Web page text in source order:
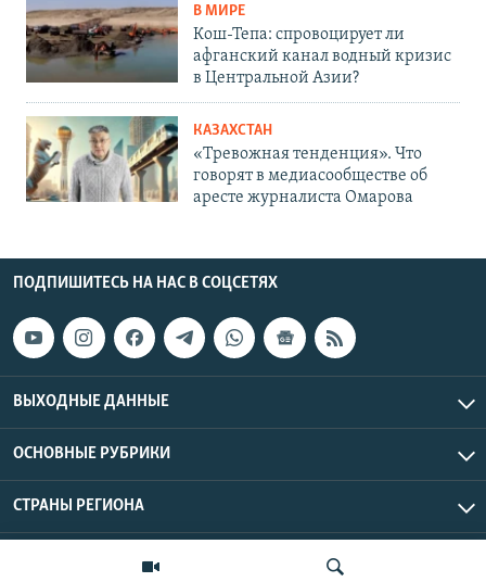
В МИРЕ
Кош-Тепа: спровоцирует ли
афганский канал водный кризис
в Центральной Азии?
КАЗАХСТАН
«Тревожная тенденция». Что
говорят в медиасообществе об
аресте журналиста Омарова
ПОДПИШИТЕСЬ НА НАС В СОЦСЕТЯХ
ВЫХОДНЫЕ ДАННЫЕ
ОСНОВНЫЕ РУБРИКИ
СТРАНЫ РЕГИОНА
Азаттык Азия © 2026 RFE/RL, Inc. | Все права защищены.